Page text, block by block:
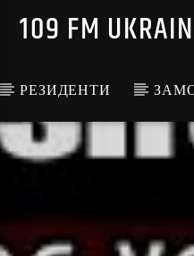
109 FM
РЕЗИДЕНТИ